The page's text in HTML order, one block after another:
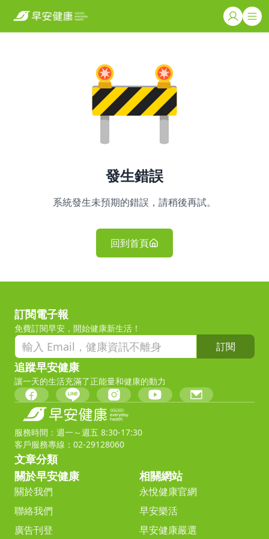
發生錯誤
系統發生未預期的錯誤，請稍後再試。
回到首頁
訂閱電子報
免費訂閱早安，開始健康新生活！
訂閱
追蹤早安健康
讓一天的生活充滿了正能量和健康的動力
服務時間：週一～週五 8:30-17:30
客戶服務專線：02-29128060
文章分類
關於早安健康
關於我們
聯絡我們
廣告刊登
相關網站
永悅健康官網
早安樂活
早安健康嚴選